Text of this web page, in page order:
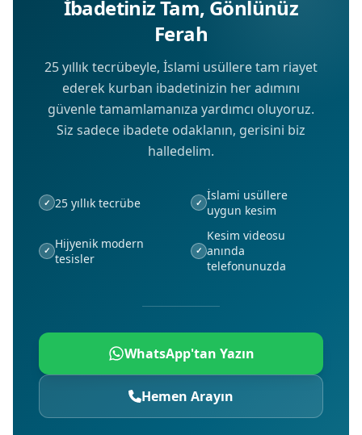
İbadetiniz Tam, Gönlünüz
Ferah
25 yıllık tecrübeyle, İslami usüllere tam riayet
ederek kurban ibadetinizin her adımını
güvenle tamamlamanıza yardımcı oluyoruz.
Siz sadece ibadete odaklanın, gerisini biz
halledelim.
✓ 25 yıllık tecrübe ✓ İslami usüllere
uygun kesim
✓ Hijyenik modern
tesisler
✓
Kesim videosu
anında
telefonunuzda
WhatsApp'tan Yazın
Hemen Arayın